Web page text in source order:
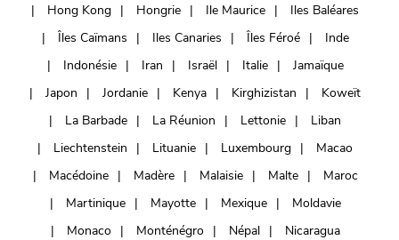
Hong Kong
Hongrie Ile Maurice
Iles Baléares
Îles Caïmans
Iles Canaries Îles Féroé
Inde
Indonésie
Iran Israël Italie
Jamaïque
Japon
Jordanie Kenya Kirghizistan
Koweït
La Barbade
La Réunion Lettonie
Liban
Liechtenstein
Lituanie Luxembourg
Macao
Macédoine
Madère Malaisie Malte
Maroc
Martinique
Mayotte Mexique
Moldavie
Monaco
Monténégro Népal
Nicaragua